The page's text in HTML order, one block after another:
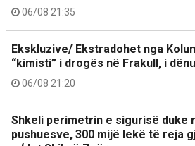
06/08 21:35
Ekskluzive/ Ekstradohet nga
“kimisti” i drogës në Frakull, i
06/08 21:20
Shkeli perimetrin e sigurisë duke
pushuesve, 300 mijë lekë të reja